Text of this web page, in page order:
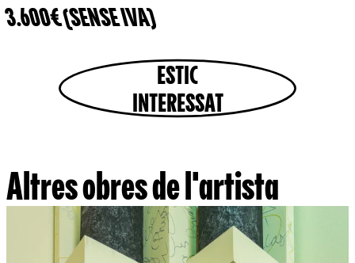
3.600€ (SENSE IVA)
ESTIC
INTERESSAT
Altres obres de l'artista